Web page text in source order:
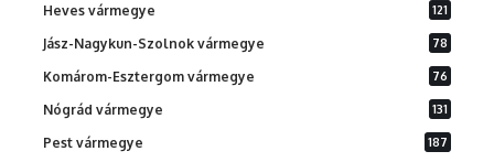
Heves vármegye 121
Jász-Nagykun-Szolnok vármegye 78
Komárom-Esztergom vármegye 76
Nógrád vármegye 131
Pest vármegye 187